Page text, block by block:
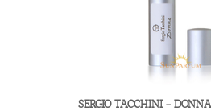
SERGIO TACCHINI -